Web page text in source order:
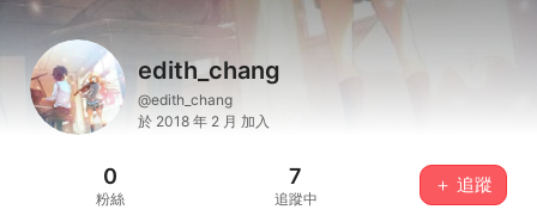
edith_chang
@edith_chang
於 2018 年 2 月 加入
0
粉絲
7
追蹤中
＋ 追蹤